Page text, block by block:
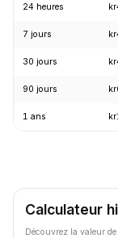
24 heures
7 jours
30 jours
90 jours
1 ans
Calculateur
Découvrez la valeur